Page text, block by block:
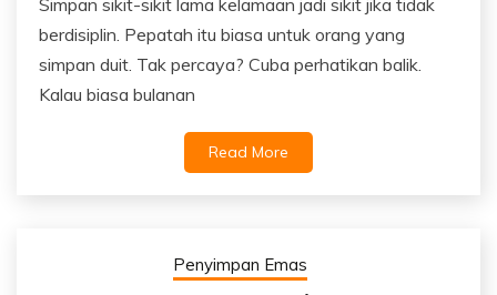
berdisiplin. Pepatah itu biasa untuk orang yang
simpan duit. Tak percaya? Cuba perhatikan balik.
Kalau biasa bulanan
Read More
Penyimpan Emas